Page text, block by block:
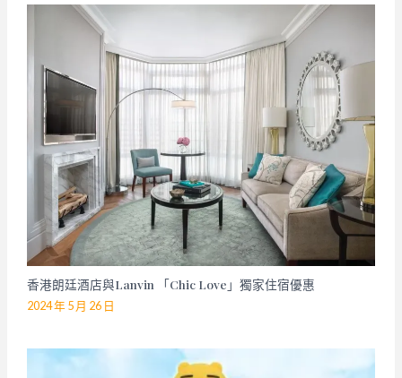
香港朗廷酒店與Lanvin 「Chic Love」獨家住宿優惠
2024 年 5 月 26 日